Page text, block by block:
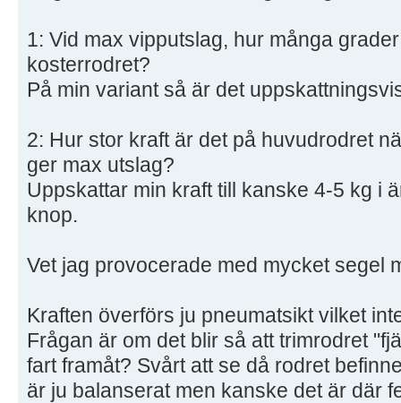
1: Vid max vipputslag, hur många
kosterrodret?
På min variant så är det
2: Hur stor kraft är det på huvudrodret
ger max utslag?
Uppskattar min kraft till kanske 4-5 kg i
knop.
Vet jag provocerade med mycket segel
Kraften överförs ju pneumatsikt vilket
Frågan är om det blir så att trimrodret
fart framåt? Svårt att se då rodret
är ju balanserat men kanske det är där